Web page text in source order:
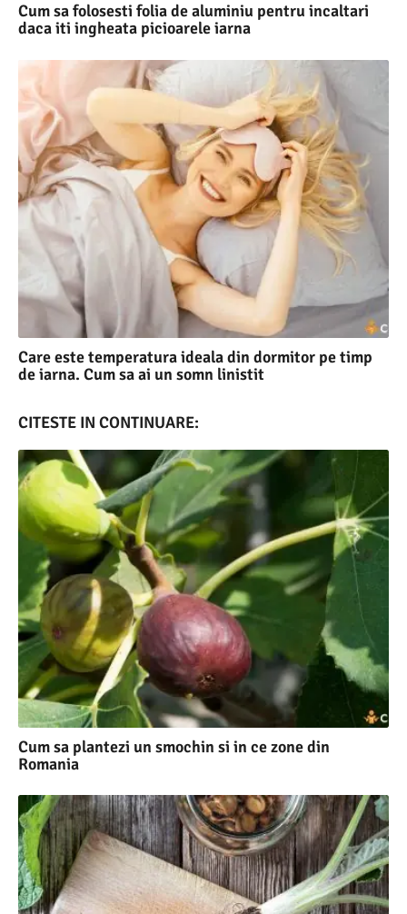
Cum sa folosesti folia de aluminiu pentru incaltari
daca iti ingheata picioarele iarna
Care este temperatura ideala din dormitor pe timp
de iarna. Cum sa ai un somn linistit
CITESTE IN CONTINUARE:
Cum sa plantezi un smochin si in ce zone din
Romania